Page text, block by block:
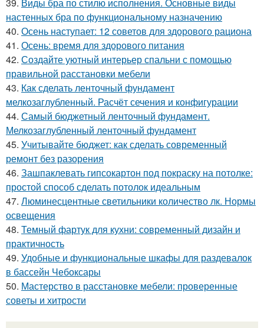
настенных бра по функциональному назначению
40. Осень наступает: 12 советов для здорового рациона
41. Осень: время для здорового питания
42. Создайте уютный интерьер спальни с помощью
правильной расстановки мебели
43. Как сделать ленточный фундамент
мелкозаглубленный. Расчёт сечения и конфигурации
44. Самый бюджетный ленточный фундамент.
Мелкозаглубленный ленточный фундамент
45. Учитывайте бюджет: как сделать современный
ремонт без разорения
46. Зашпаклевать гипсокартон под покраску на потолке:
простой способ сделать потолок идеальным
47. Люминесцентные светильники количество лк. Нормы
освещения
48. Темный фартук для кухни: современный дизайн и
практичность
49. Удобные и функциональные шкафы для раздевалок
в бассейн Чебоксары
50. Мастерство в расстановке мебели: проверенные
советы и хитрости